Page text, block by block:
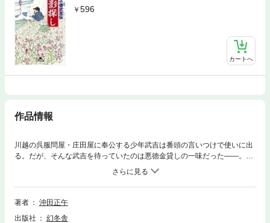
596
カートへ
作品情報
川越の呉服問屋・庄田屋に奉公する少年武吉は番頭の言いつけで使いに出
る。だが、そんな武吉を待っていたのは悪徳金貸しの一味だった――。ひ
ょんなことから出生の秘密を知り母への恋慕を募らせる武吉のもとへ、ひ
とつ、またひとつと災難が。降りかかる火の粉を賽子（さいころ）勝負で
払えるのか!? 丁半博奕の天才少年、武吉の活躍を描く痛快時代小説。
著者
沖田正午
出版社
幻冬舎